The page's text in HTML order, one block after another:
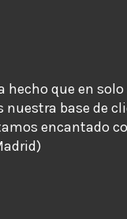
hecho que en
base de
encantado